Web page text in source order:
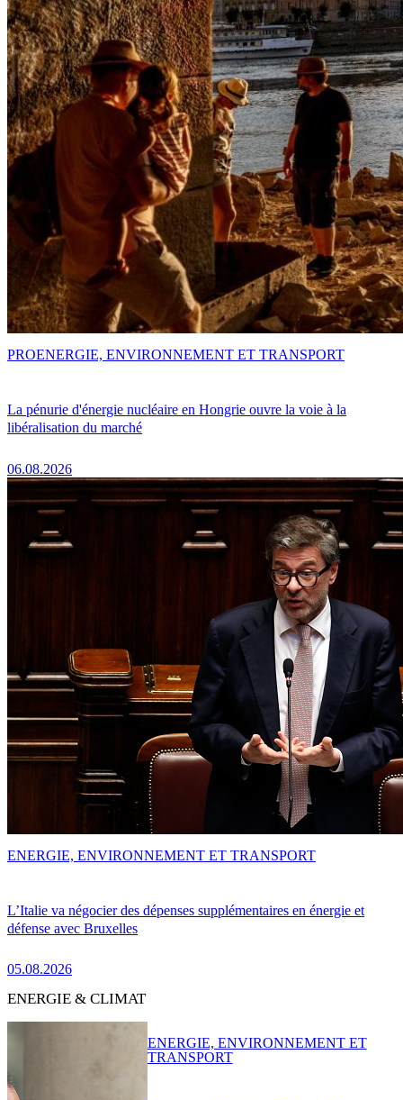
La pénurie d'énergie nucléaire en Hongrie ouvre la voie à la
libéralisation du marché
06.08.2026
PROENERGIE, ENVIRONNEMENT ET TRANSPORT
L’Italie va négocier des dépenses supplémentaires en énergie et
défense avec Bruxelles
05.08.2026
ENERGIE, ENVIRONNEMENT ET TRANSPORT
ENERGIE & CLIMAT
ENERGIE, ENVIRONNEMENT ET
TRANSPORT